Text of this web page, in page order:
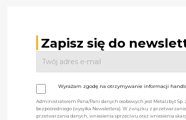
Zapisz się do
Wyrażam zgodę na otrzymywanie informacji
Administratorem Pana/Pani danych osobowych jest Metalzbyt
bezpośredniego (wysyłka Newslettera). W związku z
przetwarzania danych, wniesienia sprzeciwu oraz wniesienia